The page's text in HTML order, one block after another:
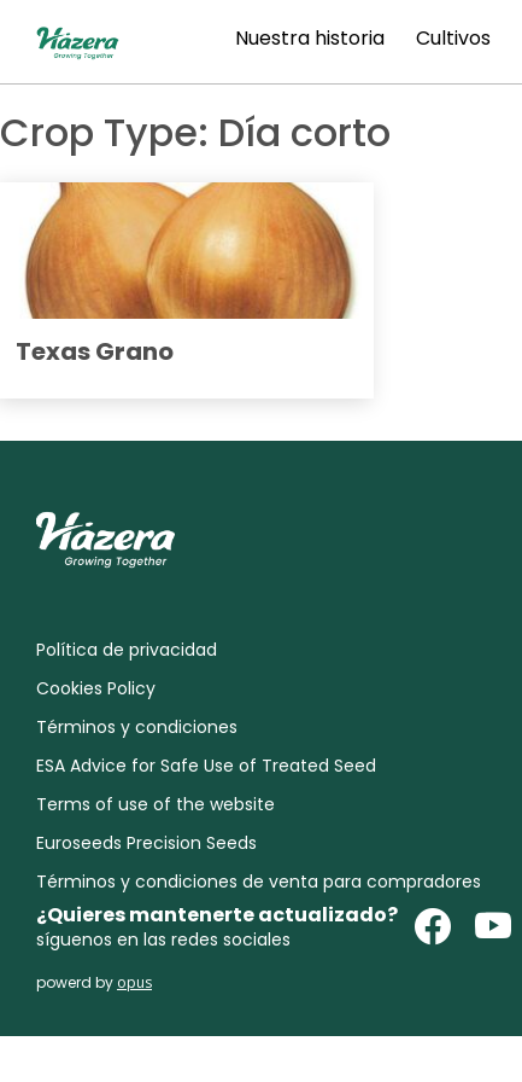
Nuestra historia Cultivos
Crop Type: Día corto
Texas Grano
Política de privacidad
Cookies Policy
Términos y condiciones
ESA Advice for Safe Use of Treated Seed
Terms of use of the website
Euroseeds Precision Seeds
Términos y condiciones de venta para compradores
¿Quieres mantenerte actualizado?
síguenos en las redes sociales
powerd by opus